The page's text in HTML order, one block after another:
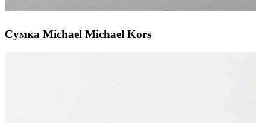
Сумка Michael Michael Kors